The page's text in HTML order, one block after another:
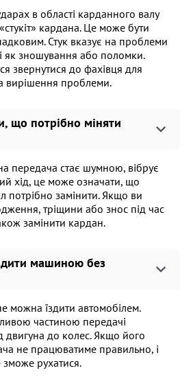
в області карданного валу
кардана. Це може бути
Стук вказує на проблеми
як зношування або поломки.
звернутися до фахівця для
вирішення проблеми.
що потрібно міняти
передача стає шумною, вібрує
хід, це може означати, що
потрібно замінити. Якщо ви
тріщини або знос під час
замінити кардан.
машиною без
можна їздити автомобілем.
частиною передачі
двигуна до колес. Якщо його
не працюватиме правильно, і
зможе рухатися.